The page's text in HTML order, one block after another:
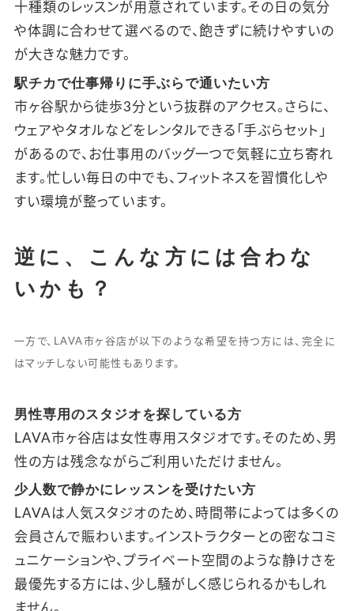
十種類のレッスンが用意されています。その日の気分
や体調に合わせて選べるので、飽きずに続けやすいの
が大きな魅力です。
駅チカで仕事帰りに手ぶらで通いたい方
市ヶ谷駅から徒歩3分という抜群のアクセス。さらに、
ウェアやタオルなどをレンタルできる「手ぶらセット」
があるので、お仕事用のバッグ一つで気軽に立ち寄れ
ます。忙しい毎日の中でも、フィットネスを習慣化しや
すい環境が整っています。
逆に、こんな方には合わな
いかも？
一方で、LAVA市ヶ谷店が以下のような希望を持つ方には、完全に
はマッチしない可能性もあります。
男性専用のスタジオを探している方
LAVA市ヶ谷店は女性専用スタジオです。そのため、男
性の方は残念ながらご利用いただけません。
少人数で静かにレッスンを受けたい方
LAVAは人気スタジオのため、時間帯によっては多くの
会員さんで賑わいます。インストラクターとの密なコミ
ュニケーションや、プライベート空間のような静けさを
最優先する方には、少し騒がしく感じられるかもしれ